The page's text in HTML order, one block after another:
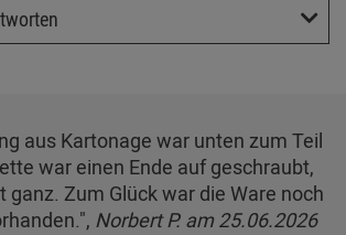
aus Kartonage war unten zum Teil
war einen Ende auf geschraubt,
ganz. Zum Glück war die Ware noch
Norbert P. am 25.06.2026